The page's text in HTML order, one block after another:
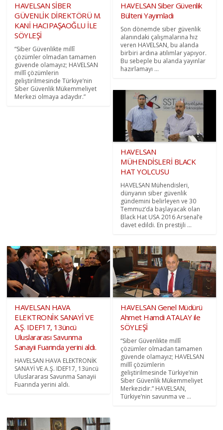
HAVELSAN SİBER
GÜVENLİK DİREKTÖRÜ M.
KANİ HACIPAŞAOĞLU İLE
SÖYLEŞİ
“Siber Güvenlikte millî
çözümler olmadan tamamen
güvende olamayız; HAVELSAN
millî çözümlerin
geliştirilmesinde Türkiye’nin
Siber Güvenlik Mükemmeliyet
Merkezi olmaya adaydır.”
HAVELSAN Siber Güvenlik
Bülteni Yayımladı
Son dönemde siber güvenlik
alanındaki çalışmalarına hız
veren HAVELSAN, bu alanda
birbiri ardına atılımlar yapıyor.
Bu sebeple bu alanda yayınlar
hazırlamayı ...
HAVELSAN
MÜHENDİSLERİ BLACK
HAT YOLCUSU
HAVELSAN Mühendisleri,
dünyanın siber güvenlik
gündemini belirleyen ve 30
Temmuz’da başlayacak olan
Black Hat USA 2016 Arsenal’e
davet edildi. En prestijli ...
HAVELSAN HAVA
ELEKTRONİK SANAYİ VE
A.Ş. IDEF17, 13üncü
Uluslararası Savunma
Sanayii Fuarında yerini aldı.
HAVELSAN HAVA ELEKTRONİK
SANAYİ VE A.Ş. IDEF17, 13üncü
Uluslararası Savunma Sanayii
Fuarında yerini aldı.
HAVELSAN Genel Müdürü
Ahmet Hamdi ATALAY ile
SÖYLEŞİ
“Siber Güvenlikte millî
çözümler olmadan tamamen
güvende olamayız; HAVELSAN
millî çözümlerin
geliştirilmesinde Türkiye’nin
Siber Güvenlik Mükemmeliyet
Merkezidir.” HAVELSAN,
Türkiye’nin savunma ve ...